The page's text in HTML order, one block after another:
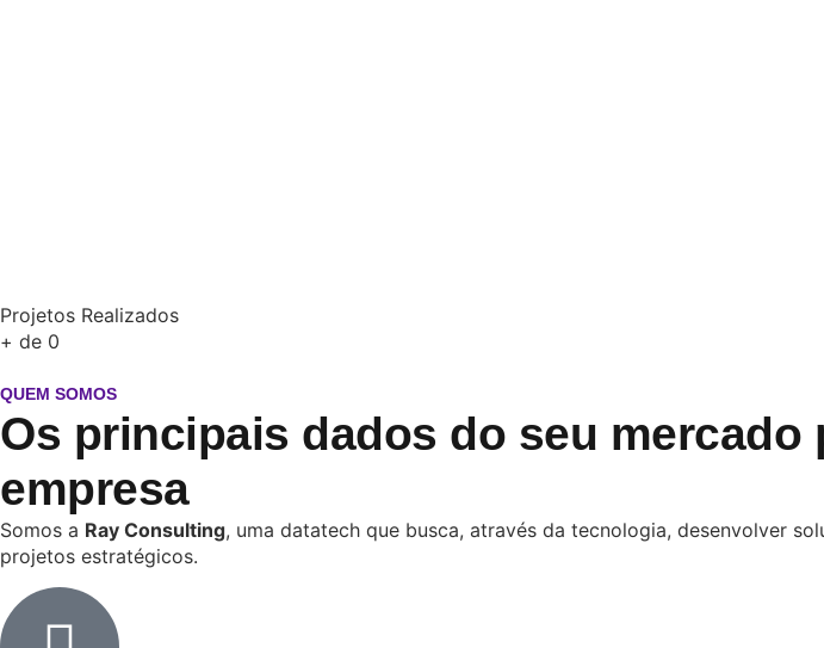
Projetos Realizados
+ de 0
QUEM SOMOS
Os principais dados do seu mercado
empresa
Somos a Ray Consulting, uma datatech que busca, através da tecnologia, desenvolver
projetos estratégicos.